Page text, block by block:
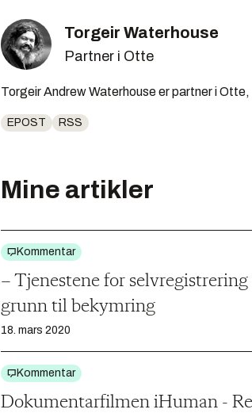
Torgeir Waterhouse
Partner i Otte
Torgeir Andrew Waterhouse er partner i
EPOST RSS
Mine artikler
Kommentar
– Tjenestene for
grunn til bekymring
18. mars 2020
Kommentar
Dokumentarfilmen iHuman -